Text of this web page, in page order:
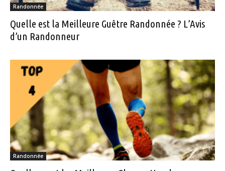
Randonnée
Quelle est la Meilleure Guêtre Randonnée ? L’Avis
d’un Randonneur
Randonnée